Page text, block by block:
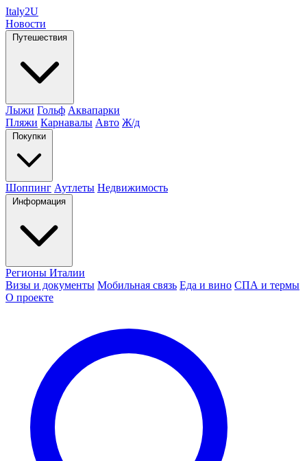
Italy2U
Новости
Путешествия
Лыжи Гольф Аквапарки
Пляжи Карнавалы Авто Ж/д
Покупки
Шоппинг Аутлеты Недвижимость
Информация
Регионы Италии
Визы и документы Мобильная связь Еда и вино СПА и термы
О проекте